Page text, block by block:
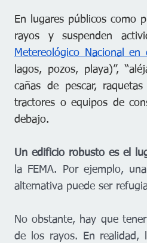
En lugares públicos como
rayos y suspenden
Metereológico Nacional
lagos, pozos, playa)”,
cañas de pescar,
tractores o equipos de
debajo.
Un edificio robusto es el
la FEMA. Por ejemplo,
alternativa puede ser
No obstante, hay que
de los rayos. En realidad,